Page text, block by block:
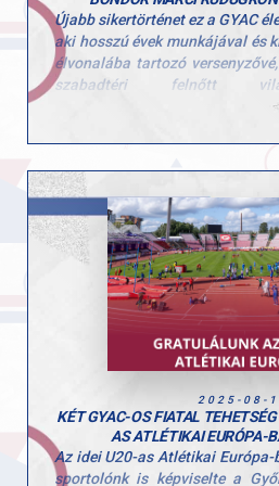
Újabb sikertörténet ez a GYAC
aki hosszú évek munkájával és
élvonalába tartozó
szabadtéri felnőtt
megtiszteltetés, hatalmas
hiszen a vb a legnagyobb
fogalmazott Marci a felkészülés
A stabil ugrásokra és a
koncentrál, minden edzésen a
motivációt jelent számára,
helyszín: legutóbb
világbajnokságot, és
nyomdokaiba
kapok, amit sosem felejtek el”
hogy a legfontosabb célja a
megdöntése és a
2025-08-
KÉT GYAC-OS FIATAL
AS ATLÉTIKAI EURÓPA-
Az idei U20-as Atlétikai
sportolónk is képviselte a